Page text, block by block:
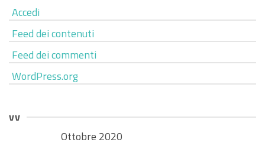
Accedi
Feed dei contenuti
Feed dei commenti
WordPress.org
vv
Ottobre 2020